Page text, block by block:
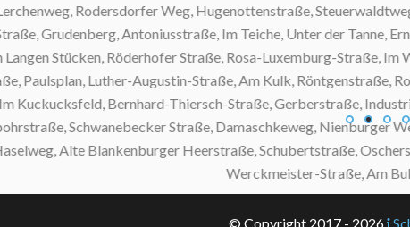
Rodersdorfer Weg, Hugenottenstraße,
Grudenberg, Antoniusstraße, Im Teiche, Unter der Tanne,
Stücken, Röderhofer Straße, Rosa-Luxemburg-Straße, Im
Paulsplan, Luther-Augustin-Straße, Am Kulk, Röntgenstraße,
Bernhard-Thiersch-Straße, Gerberstraße,
Schwanebecker Straße, Damaschkeweg, Nienburger
Alte Blankenburger Heerstraße, Schubertstraße,
Werckmeister-Straße, Am
© Copyright 2017 - 2026